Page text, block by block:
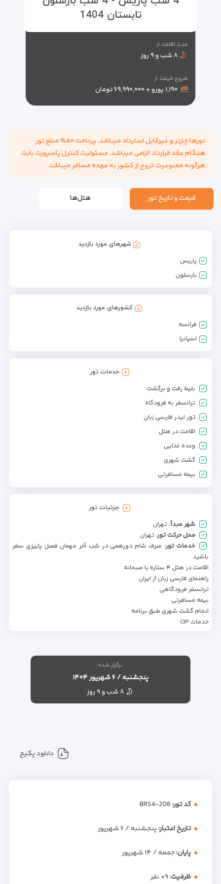
تابستان 1404
مدت اقامت از
۸ شب و ۹ روز
شروع قیمت از
۱,۱۹۰ یورو + ۶۹,۹۹۰,۰۰۰ تومان
تورها چارتر و غیرقابل استرداد میباشد. پرداخت ۵۰٪ مبلغ تور
هنگام عقد قرارداد الزامی میباشد. مسئولیت کنترل پاسپورت بابت
هرگونه ممنوعیت خروج از کشور به عهده مسافر میباشد.
قیمت و تاریخ تور هتل‌ها
شهرهای مورد بازدید
پاریس
بارسلون
کشورهای مورد بازدید
فرانسه
اسپانیا
خدمات تور
بلیط رفت و برگشت
ترانسفر به فرودگاه
تور لیدر فارسی زبان
اقامت در هتل
وعده غذایی
گشت شهری
بیمه مسافرتی
جزئیات تور
شهر مبدأ: تهران
محل حرکت تور: تهران
خدمات تور: صرف شام دورهمی در شب آخر مهمان فصل پاییزی سفر
باشید
اقامت در هتل ۴ ستاره با صبحانه
راهنمای فارسی زبان از ایران
ترانسفر فرودگاهی
بیمه مسافرتی
انجام گشت شهری طبق برنامه
خدمات CIP
برگزار شده
پنجشنبه / ۶ شهریور ۱۴۰۴
۸ شب و ۹ روز
دانلود پکیج
کد تور:BRS4-206
تاریخ اعتبار:پنجشنبه / ۶ شهریور
پایان:جمعه / ۱۴ شهریور
ظرفیت:+۹ نفر